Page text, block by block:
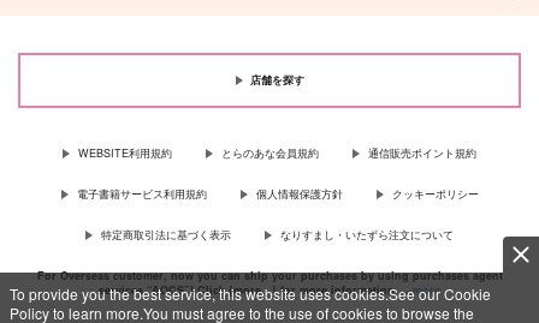
To provide you the best service, this website uses cookies.See our Cookie
Policy to learn more.You must agree to the use of cookies to browse the
店舗を探す
WEBSITE利用規約 とらのあな会員規約 通信販売ポイント規約
電子書籍サービス利用規約 個人情報保護方針 クッキーポリシー
特定商取引法に基づく表示 なりすまし・いたずら注文について
For Overseas customer, now you can ship your purchases by using purchases agent
services “AOCS”! Click {more…} for more information …more